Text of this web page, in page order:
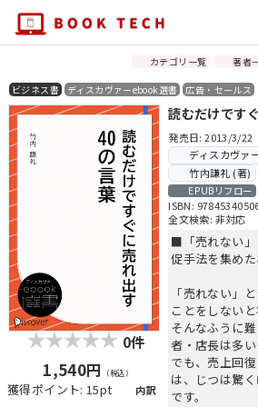
カテゴリ一覧 著者
ビジネス書 ディスカヴァーebook選書 広告・セールス
0件
1,540円 （税込）
獲得ポイント: 15pt 内訳
読むだけです
発売日: 2013/3/22
ディスカヴァ
竹内謙礼 (著)
EPUBリフロー
ISBN:
全文検索: 非対応
■「売れない」
促手法を集め
「売れない」
ことをしないと
そんなふうに
者・店長は多い
でも、売上回
は、じつは驚
です。